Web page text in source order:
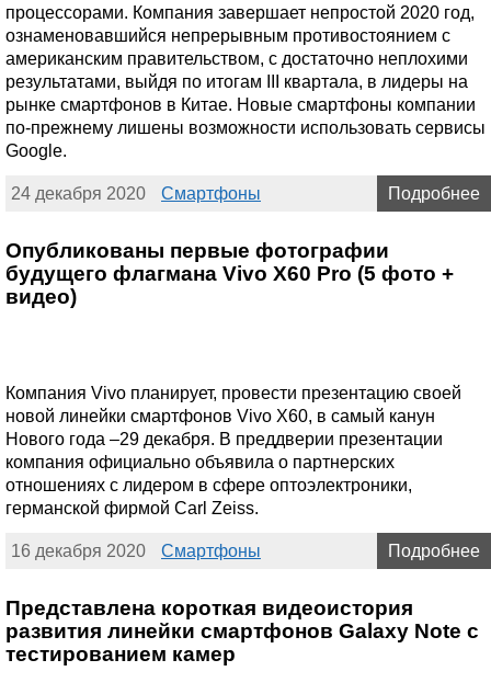
процессорами. Компания завершает непростой 2020 год,
ознаменовавшийся непрерывным противостоянием с
американским правительством, с достаточно неплохими
результатами, выйдя по итогам III квартала, в лидеры на
рынке смартфонов в Китае. Новые смартфоны компании
по-прежнему лишены возможности использовать сервисы
Google.
24 декабря 2020 Смартфоны Подробнее
Опубликованы первые фотографии
будущего флагмана Vivo X60 Pro (5 фото +
видео)
Компания Vivo планирует, провести презентацию своей
новой линейки смартфонов Vivo X60, в самый канун
Нового года –29 декабря. В преддверии презентации
компания официально объявила о партнерских
отношениях с лидером в сфере оптоэлектроники,
германской фирмой Carl Zeiss.
16 декабря 2020 Смартфоны Подробнее
Представлена короткая видеоистория
развития линейки смартфонов Galaxy Note с
тестированием камер